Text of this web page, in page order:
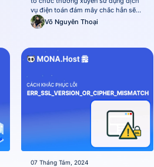
vụ điện toán đám mây chắc hẳn sẽ
không xa lạ với mô hình IaaS. Đây là
một giải pháp thiết yếu trong việc
Với IaaS, doanh nghiệp có thể thuê...
Võ Nguyên Thoại
07 Tháng Tám, 2024